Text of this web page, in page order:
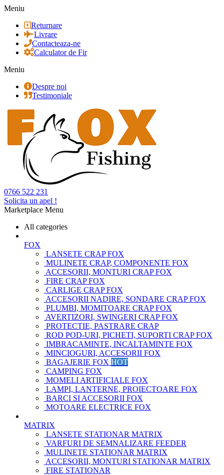
Meniu
Returnare
Livrare
Contacteaza-ne
Calculator de Fir
Meniu
Despre noi
Testimoniale
0766 522 231
Solicita un apel !
Marketplace Menu
All categories
FOX
LANSETE CRAP FOX
MULINETE CRAP, COMPONENTE FOX
ACCESORII, MONTURI CRAP FOX
FIRE CRAP FOX
CARLIGE CRAP FOX
ACCESORII NADIRE, SONDARE CRAP FOX
PLUMBI, MOMITOARE CRAP FOX
AVERTIZORI, SWINGERI CRAP FOX
PROTECTIE, PASTRARE CRAP
ROD POD-URI, PICHETI, SUPORTI CRAP FOX
IMBRACAMINTE, INCALTAMINTE FOX
MINCIOGURI, ACCESORII FOX
BAGAJERIE FOX HOT
CAMPING FOX
MOMELI ARTIFICIALE FOX
LAMPI, LANTERNE, PROIECTOARE FOX
BARCI SI ACCESORII FOX
MOTOARE ELECTRICE FOX
MATRIX
LANSETE STATIONAR MATRIX
VARFURI DE SEMNALIZARE FEEDER
MULINETE STATIONAR MATRIX
ACCESORII, MONTURI STATIONAR MATRIX
FIRE STATIONAR